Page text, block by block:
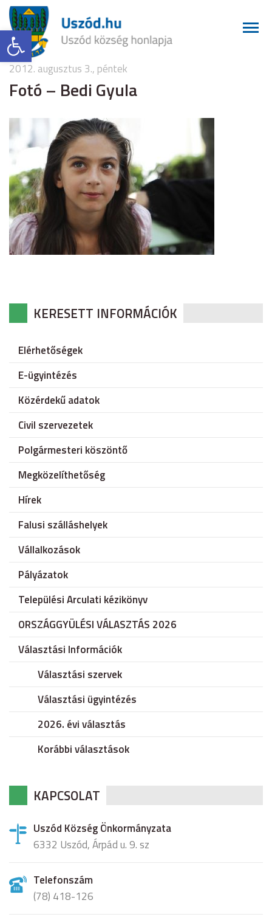
Eszköztár megnyitása
2012. augusztus 3., péntek
Fotó – Bedi Gyula
KERESETT INFORMÁCIÓK
Elérhetőségek
E-ügyintézés
Közérdekű adatok
Civil szervezetek
Polgármesteri köszöntő
Megközelíthetőség
Hírek
Falusi szálláshelyek
Vállalkozások
Pályázatok
Települési Arculati kézikönyv
ORSZÁGGYÜLÉSI VÁLASZTÁS 2026
Választási Információk
Választási szervek
Választási ügyintézés
2026. évi választás
Korábbi választások
KAPCSOLAT
Uszód Község Önkormányzata
6332 Uszód, Árpád u. 9. sz
Telefonszám
(78) 418-126